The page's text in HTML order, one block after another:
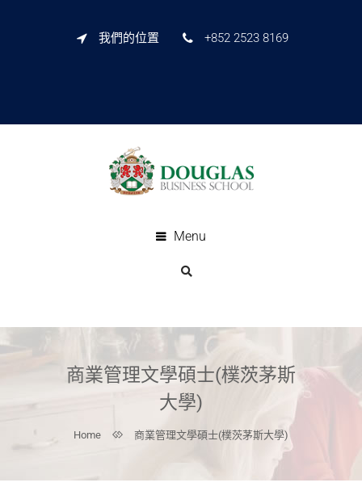
我們的位置 +852 2523 8169
Menu
商業管理文學碩士(樸茨茅斯
大學)
Home 商業管理文學碩士(樸茨茅斯大學)